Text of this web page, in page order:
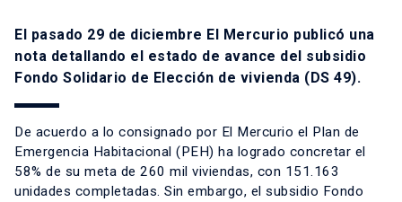
El pasado 29 de diciembre El Mercurio publicó una
nota detallando el estado de avance del subsidio
Fondo Solidario de Elección de vivienda (DS 49).
De acuerdo a lo consignado por El Mercurio el Plan de
Emergencia Habitacional (PEH) ha logrado concretar el
58% de su meta de 260 mil viviendas, con 151.163
unidades completadas. Sin embargo, el subsidio Fondo